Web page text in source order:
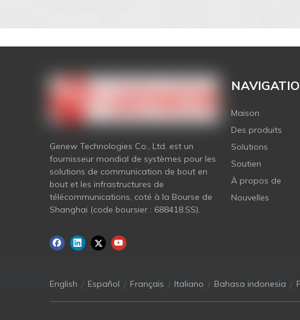
Genew Technologies Co., Ltd. est un
fournisseur mondial de systèmes pour les
solutions de communication de bout en
bout et les infrastructures de
télécommunications, coté à la Bourse de
Shanghai (code boursier : 688418.SS).
Maison
Des produits
Solutions
Soutien
À propos de
Nouvelles
English / Español / Français / Italiano / Bahasa indonesia /